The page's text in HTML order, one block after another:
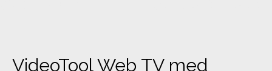
VideoTool Web TV med